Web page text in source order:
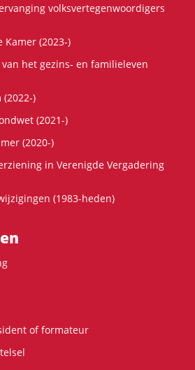
volksvertegenwoordigers
Kamer (2023-)
het gezins- en familieleven
)
(2021-)
(2020-)
in Verenigde Vergadering
(1983-heden)
of formateur